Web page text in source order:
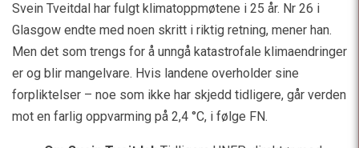
Svein Tveitdal har fulgt klimatoppmøtene i 25 år. Nr 26 i
Glasgow endte med noen skritt i riktig retning, mener han.
Men det som trengs for å unngå katastrofale klimaendringer
er og blir mangelvare. Hvis landene overholder sine
forpliktelser – noe som ikke har skjedd tidligere, går verden
mot en farlig oppvarming på 2,4 °C, i følge FN.